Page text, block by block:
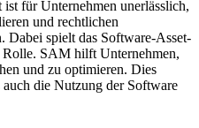
für Unternehmen unerlässlich,
und rechtlichen
Dabei spielt das Software-Asset-
SAM hilft Unternehmen,
und zu optimieren. Dies
die Nutzung der Software